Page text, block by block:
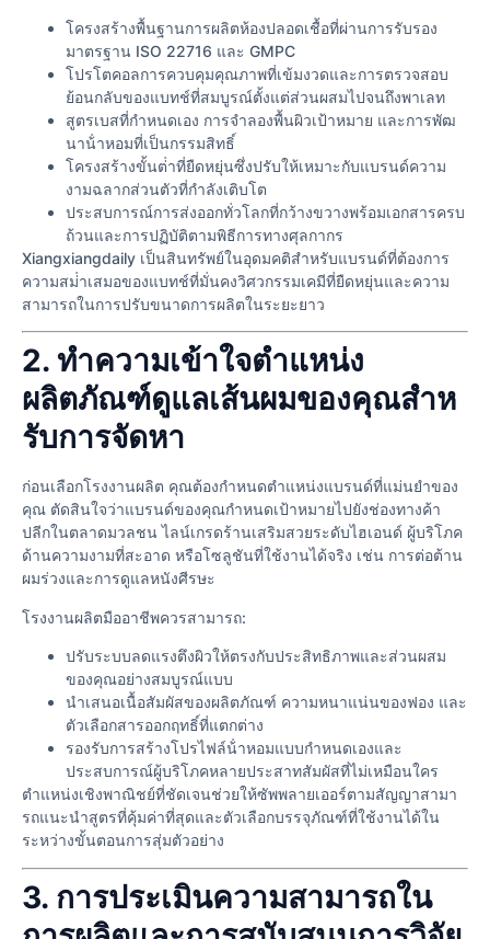
โครงสร้างพื้นฐานการผลิตห้องปลอดเชื้อที่ผ่านการรับรอง
มาตรฐาน ISO 22716 และ GMPC
โปรโตคอลการควบคุมคุณภาพที่เข้มงวดและการตรวจสอบ
ย้อนกลับของแบทช์ที่สมบูรณ์ตั้งแต่ส่วนผสมไปจนถึงพาเลท
สูตรเบสที่กําหนดเอง การจําลองพื้นผิวเป้าหมาย และการพัฒ
นาน้ําหอมที่เป็นกรรมสิทธิ์
โครงสร้างขั้นต่ําที่ยืดหยุ่นซึ่งปรับให้เหมาะกับแบรนด์ความ
งามฉลากส่วนตัวที่กําลังเติบโต
ประสบการณ์การส่งออกทั่วโลกที่กว้างขวางพร้อมเอกสารครบ
ถ้วนและการปฏิบัติตามพิธีการทางศุลกากร
Xiangxiangdaily เป็นสินทรัพย์ในอุดมคติสําหรับแบรนด์ที่ต้องการ
ความสม่ําเสมอของแบทช์ที่มั่นคงวิศวกรรมเคมีที่ยืดหยุ่นและความ
สามารถในการปรับขนาดการผลิตในระยะยาว
2. ทําความเข้าใจตําแหน่ง
ผลิตภัณฑ์ดูแลเส้นผมของคุณสําห
รับการจัดหา
ก่อนเลือกโรงงานผลิต คุณต้องกําหนดตําแหน่งแบรนด์ที่แม่นยําของ
คุณ ตัดสินใจว่าแบรนด์ของคุณกําหนดเป้าหมายไปยังช่องทางค้า
ปลีกในตลาดมวลชน ไลน์เกรดร้านเสริมสวยระดับไฮเอนด์ ผู้บริโภค
ด้านความงามที่สะอาด หรือโซลูชันที่ใช้งานได้จริง เช่น การต่อต้าน
ผมร่วงและการดูแลหนังศีรษะ
โรงงานผลิตมืออาชีพควรสามารถ:
ปรับระบบลดแรงตึงผิวให้ตรงกับประสิทธิภาพและส่วนผสม
ของคุณอย่างสมบูรณ์แบบ
นําเสนอเนื้อสัมผัสของผลิตภัณฑ์ ความหนาแน่นของฟอง และ
ตัวเลือกสารออกฤทธิ์ที่แตกต่าง
รองรับการสร้างโปรไฟล์น้ําหอมแบบกําหนดเองและ
ประสบการณ์ผู้บริโภคหลายประสาทสัมผัสที่ไม่เหมือนใคร
ตําแหน่งเชิงพาณิชย์ที่ชัดเจนช่วยให้ซัพพลายเออร์ตามสัญญาสามา
รถแนะนําสูตรที่คุ้มค่าที่สุดและตัวเลือกบรรจุภัณฑ์ที่ใช้งานได้ใน
ระหว่างขั้นตอนการสุ่มตัวอย่าง
3. การประเมินความสามารถใน